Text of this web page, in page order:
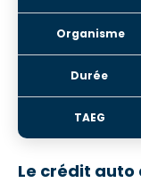
Le crédit auto